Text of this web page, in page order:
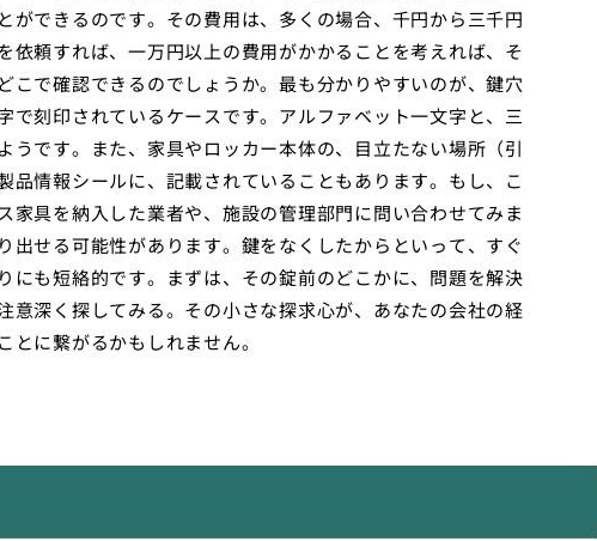
ができるのです。その費用は、多くの場合、千円から三千円
頼すれば、一万円以上の費用がかかることを考えれば、そ
こで確認できるのでしょうか。最も分かりやすいのが、鍵穴
で刻印されているケースです。アルファベット一文字と、三
です。また、家具やロッカー本体の、目立たない場所（引
品情報シールに、記載されていることもあります。もし、こ
具を納入した業者や、施設の管理部門に問い合わせてみま
出せる可能性があります。鍵をなくしたからといって、すぐ
にも短絡的です。まずは、その錠前のどこかに、問題を解決
意深く探してみる。その小さな探求心が、あなたの会社の経
に繋がるかもしれません。